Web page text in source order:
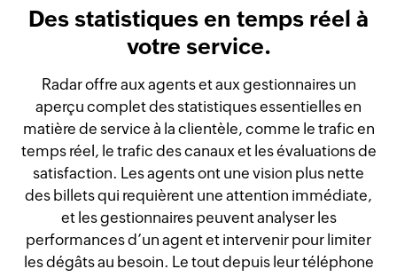
Des statistiques en temps réel à
votre service.
Radar offre aux agents et aux gestionnaires un
aperçu complet des statistiques essentielles en
matière de service à la clientèle, comme le trafic en
temps réel, le trafic des canaux et les évaluations de
satisfaction. Les agents ont une vision plus nette
des billets qui requièrent une attention immédiate,
et les gestionnaires peuvent analyser les
performances d’un agent et intervenir pour limiter
les dégâts au besoin. Le tout depuis leur téléphone